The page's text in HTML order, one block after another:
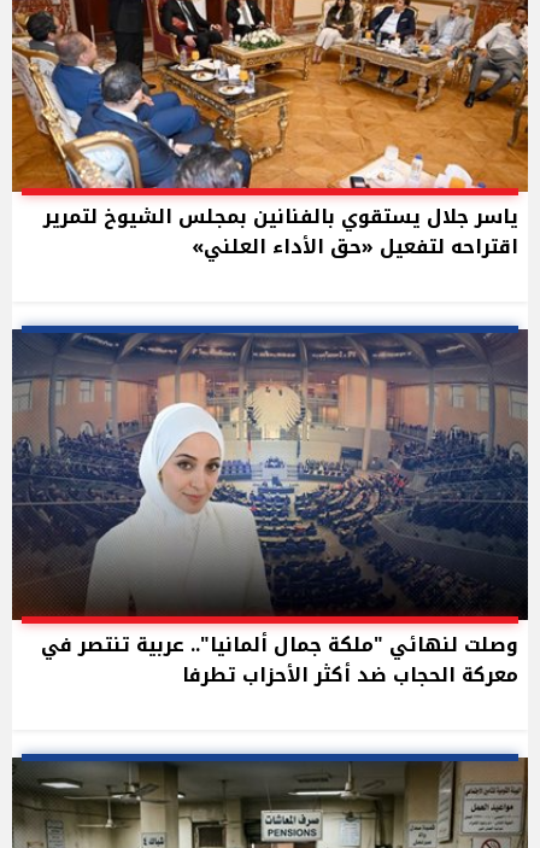
ياسر جلال يستقوي بالفنانين بمجلس الشيوخ لتمرير
اقتراحه لتفعيل «حق الأداء العلني»
وصلت لنهائي "ملكة جمال ألمانيا".. عربية تنتصر في
معركة الحجاب ضد أكثر الأحزاب تطرفا